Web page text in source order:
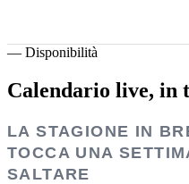
— Disponibilità
Calendario live, in
LA STAGIONE IN
TOCCA UNA
SALTARE